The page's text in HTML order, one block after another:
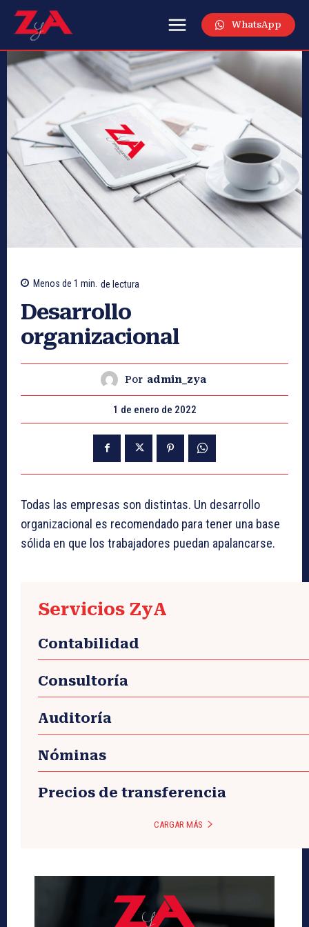
WhatsApp
Menos de 1 min. de lectura
Desarrollo
organizacional
Por admin_zya
1 de enero de 2022
Todas las empresas son distintas. Un desarrollo
organizacional es recomendado para tener una base
sólida en que los trabajadores puedan apalancarse.
Servicios ZyA
Contabilidad
Consultoría
Auditoría
Nóminas
Precios de transferencia
CARGAR MÁS